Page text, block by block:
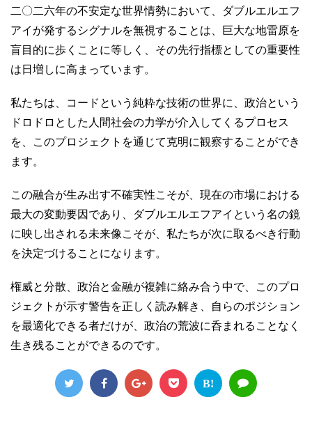
二〇二六年の不安定な世界情勢において、ダブルエルエフ
アイが発するシグナルを無視することは、巨大な地雷原を
盲目的に歩くことに等しく、その先行指標としての重要性
は日増しに高まっています。
私たちは、コードという純粋な技術の世界に、政治という
ドロドロとした人間社会の力学が介入してくるプロセス
を、このプロジェクトを通じて克明に観察することができ
ます。
この融合が生み出す不確実性こそが、現在の市場における
最大の変動要因であり、ダブルエルエフアイという名の鏡
に映し出される未来像こそが、私たちが次に取るべき行動
を決定づけることになります。
権威と分散、政治と金融が複雑に絡み合う中で、このプロ
ジェクトが示す警告を正しく読み解き、自らのポジション
を最適化できる者だけが、政治の荒波に呑まれることなく
生き残ることができるのです。
B!